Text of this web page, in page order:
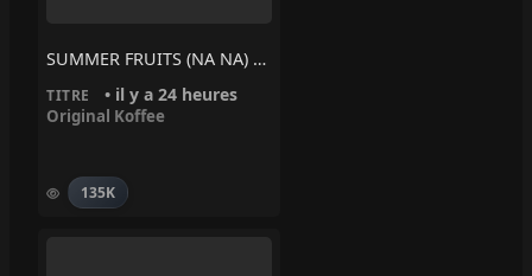
SUMMER FRUITS (NA NA) – Original Koffee
TITRE • il y a 24 heures
Original Koffee
135K